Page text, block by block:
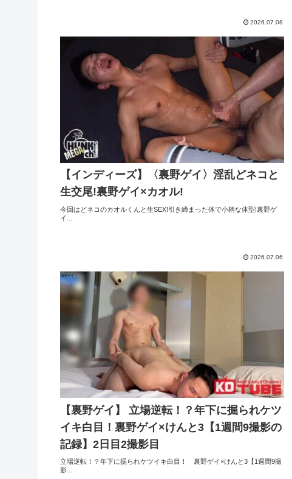
2026.07.08
【インディーズ】〈裏野ゲイ〉淫乱どネコと
生交尾!裏野ゲイ×カオル!
今回はどネコのカオルくんと生SEX!引き締まった体で小柄な体型!裏野ゲ
イ...
2026.07.06
【裏野ゲイ】 立場逆転！？年下に掘られケツ
イキ白目！裏野ゲイ×けんと3【1週間9撮影の
記録】2日目2撮影目
立場逆転！？年下に掘られケツイキ白目！ 裏野ゲイ×けんと3【1週間9撮
影...